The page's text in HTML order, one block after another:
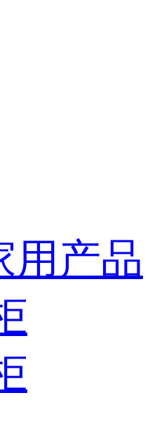
用产品